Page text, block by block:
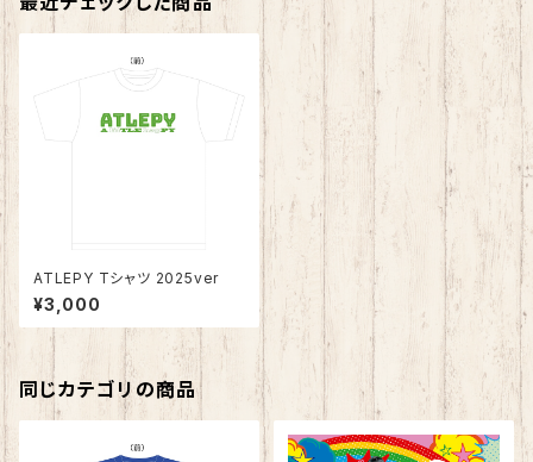
ATLEPY Tシャツ 2025ver
¥3,000
同じカテゴリの商品